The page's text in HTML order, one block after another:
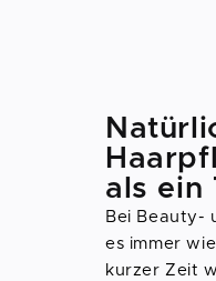
als ein
Bei Beauty-
es immer
kurzer Zeit